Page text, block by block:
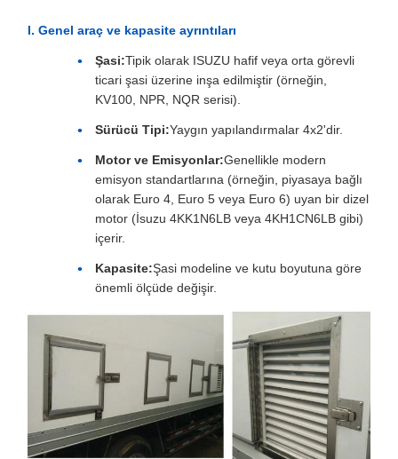
I. Genel araç ve kapasite ayrıntıları
Şasi:Tipik olarak ISUZU hafif veya orta görevli
ticari şasi üzerine inşa edilmiştir (örneğin,
KV100, NPR, NQR serisi).
Sürücü Tipi:Yaygın yapılandırmalar 4x2'dir.
Motor ve Emisyonlar:Genellikle modern
emisyon standartlarına (örneğin, piyasaya bağlı
olarak Euro 4, Euro 5 veya Euro 6) uyan bir dizel
motor (İsuzu 4KK1N6LB veya 4KH1CN6LB gibi)
içerir.
Kapasite:Şasi modeline ve kutu boyutuna göre
önemli ölçüde değişir.